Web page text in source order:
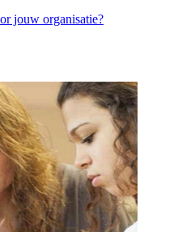
jouw organisatie?